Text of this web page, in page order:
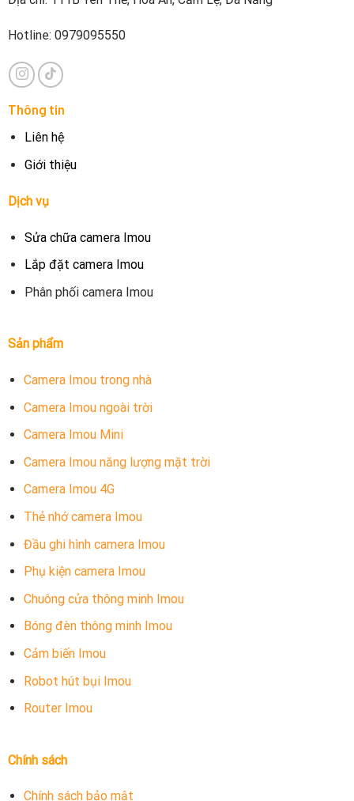
Hotline: 0979095550
Thông tin
Liên hệ
Giới thiệu
Dịch vụ
Sửa chữa camera Imou
Lắp đặt camera Imou
Phân phối camera Imou
Sản phẩm
Camera Imou trong nhà
Camera Imou ngoài trời
Camera Imou Mini
Camera Imou năng lượng mặt trời
Camera Imou 4G
Thẻ nhớ camera Imou
Đầu ghi hình camera Imou
Phụ kiện camera Imou
Chuông cửa thông minh Imou
Bóng đèn thông minh Imou
Cảm biến Imou
Robot hút bụi Imou
Router Imou
Chính sách
Chính sách bảo mật